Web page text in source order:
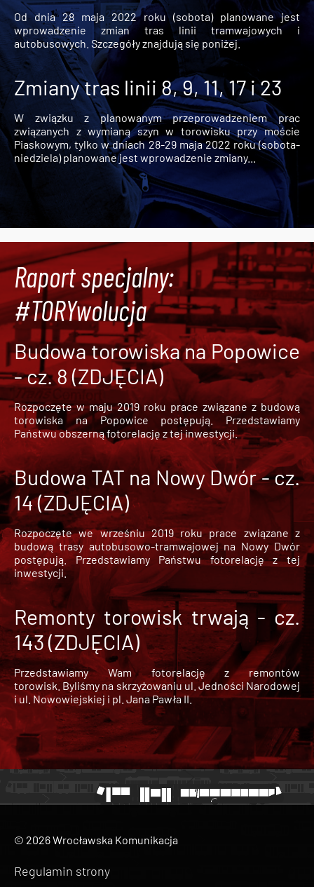
Od dnia 28 maja 2022 roku (sobota) planowane jest
wprowadzenie zmian tras linii tramwajowych i
autobusowych. Szczegóły znajdują się poniżej.
Zmiany tras linii 8, 9, 11, 17 i 23
W związku z planowanym przeprowadzeniem prac
związanych z wymianą szyn w torowisku przy moście
Piaskowym, tylko w dniach 28-29 maja 2022 roku (sobota-
niedziela) planowane jest wprowadzenie zmiany...
Raport specjalny:
#TORYwolucja
Budowa torowiska na Popowice
- cz. 8 (ZDJĘCIA)
Rozpoczęte w maju 2019 roku prace związane z budową
torowiska na Popowice
postępują. Przedstawiamy
Państwu obszerną fotorelację z tej inwestycji.
Budowa TAT na Nowy Dwór - cz.
14 (ZDJĘCIA)
Rozpoczęte we wrześniu 2019 roku prace związane z
budową trasy autobusowo-tramwajowej na Nowy Dwór
postępują. Przedstawiamy Państwu fotorelację z tej
inwestycji.
Remonty torowisk trwają - cz.
143 (ZDJĘCIA)
Przedstawiamy Wam fotorelację z remontów
torowisk. Byliśmy na skrzyżowaniu ul. Jedności Narodowej
i ul. Nowowiejskiej i pl. Jana Pawła II.
© 2026 Wrocławska Komunikacja
Regulamin strony